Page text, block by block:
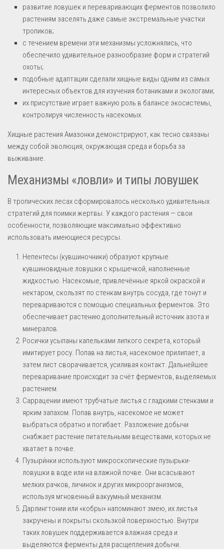
развитие ловушек и переваривающих ферментов позволило
растениям заселять даже самые экстремальные участки
тропиков;
с течением времени эти механизмы усложнялись, что
обеспечило удивительное разнообразие форм и стратегий
охоты;
подобные адаптации сделали хищные виды одним из самых
интересных объектов для изучения ботаниками и экологами;
их присутствие играет важную роль в балансе экосистемы,
контролируя численность насекомых.
Хищные растения Амазонки демонстрируют, как тесно связаны
между собой эволюция, окружающая среда и борьба за
выживание.
Механизмы «ловли» и типы ловушек
В тропических лесах сформировалось несколько удивительных
стратегий для поимки жертвы. У каждого растения — свои
особенности, позволяющие максимально эффективно
использовать имеющиеся ресурсы.
Непентесы (кувшиночники) образуют крупные
кувшиновидные ловушки с крышечкой, наполненные
жидкостью. Насекомые, привлечённые яркой окраской и
нектаром, скользят по стенкам внутрь сосуда, где тонут и
перевариваются с помощью специальных ферментов. Это
обеспечивает растению дополнительный источник азота и
минералов.
Росички усыпаны капельками липкого секрета, который
имитирует росу. Попав на листья, насекомое прилипает, а
затем лист сворачивается, усиливая контакт. Дальнейшее
переваривание происходит за счёт ферментов, выделяемых
растением.
Саррацении имеют трубчатые листья с гладкими стенками и
ярким запахом. Попав внутрь, насекомое не может
выбраться обратно и погибает. Разложение добычи
снабжает растение питательными веществами, которых не
хватает в почве.
Пузыри́нки используют микроскопические пузырьки-
ловушки в воде или на влажной почве. Они всасывают
мелких рачков, личинок и других микроорганизмов,
используя мгновенный вакуумный механизм.
Дарлингтонии или «кобры» напоминают змею, их листья
закручены и покрыты скользкой поверхностью. Внутри
таких ловушек поддерживается влажная среда и
выделяются ферменты для расщепления добычи.